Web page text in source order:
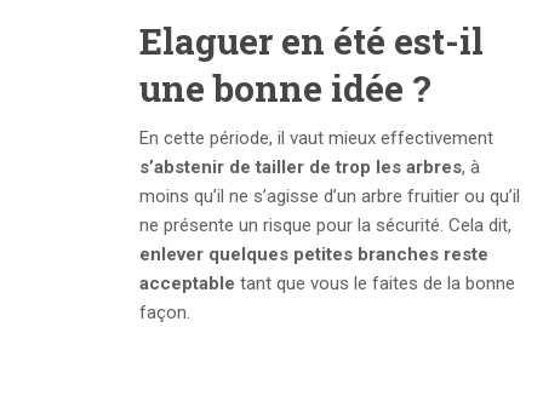
Elaguer en été est-il
une bonne idée ?
En cette période, il vaut mieux effectivement
s’abstenir de tailler de trop les arbres, à
moins qu’il ne s’agisse d’un arbre fruitier ou qu’il
ne présente un risque pour la sécurité. Cela dit,
enlever quelques petites branches reste
acceptable tant que vous le faites de la bonne
façon.